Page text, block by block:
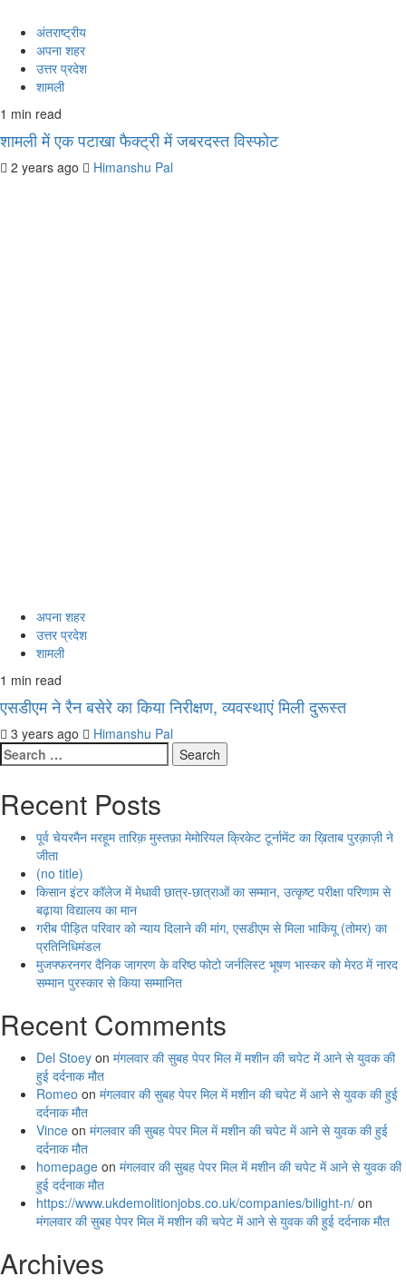
अंतराष्ट्रीय
अपना शहर
उत्तर प्रदेश
शामली
1 min read
शामली में एक पटाखा फैक्ट्री में जबरदस्त विस्फोट
2 years ago Himanshu Pal
अपना शहर
उत्तर प्रदेश
शामली
1 min read
एसडीएम ने रैन बसेरे का किया निरीक्षण, व्यवस्थाएं मिली दुरूस्त
3 years ago
Himanshu Pal
Search
for:
Recent Posts
पूर्व चेयरमैन मरहूम तारिक़ मुस्तफ़ा मेमोरियल क्रिकेट टूर्नामेंट का ख़िताब पुरक़ाज़ी ने
जीता
(no title)
किसान इंटर कॉलेज में मेधावी छात्र-छात्राओं का सम्मान, उत्कृष्ट परीक्षा परिणाम से
बढ़ाया विद्यालय का मान
गरीब पीड़ित परिवार को न्याय दिलाने की मांग, एसडीएम से मिला भाकियू (तोमर) का
प्रतिनिधिमंडल
मुजफ्फरनगर दैनिक जागरण के वरिष्ठ फोटो जर्नलिस्ट भूषण भास्कर को मेरठ में नारद
सम्मान पुरस्कार से किया सम्मानित
Recent Comments
Del Stoey on मंगलवार की सुबह पेपर मिल में मशीन की चपेट में आने से युवक की
हुई दर्दनाक मौत
Romeo on मंगलवार की सुबह पेपर मिल में मशीन की चपेट में आने से युवक की हुई
दर्दनाक मौत
Vince on मंगलवार की सुबह पेपर मिल में मशीन की चपेट में आने से युवक की हुई
दर्दनाक मौत
homepage on मंगलवार की सुबह पेपर मिल में मशीन की चपेट में आने से युवक की
हुई दर्दनाक मौत
https://www.ukdemolitionjobs.co.uk/companies/bilight-n/ on
मंगलवार की सुबह पेपर मिल में मशीन की चपेट में आने से युवक की हुई दर्दनाक मौत
Archives